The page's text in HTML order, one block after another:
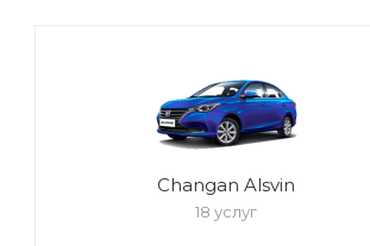
Changan Alsvin
18 услуг